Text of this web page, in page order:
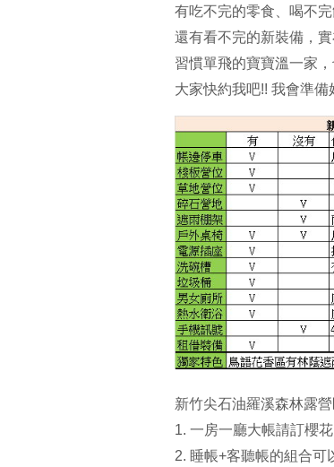
有吃不完的零食、喝不完
還有看不完的新裝備，實
習慣單飛的寶寶溫一家
大家快約我吧!! 我會準備
新竹尖石油羅溪森林露
1. 一房一廳大帳請訂櫻
2. 睡帳+客聽帳的組合可